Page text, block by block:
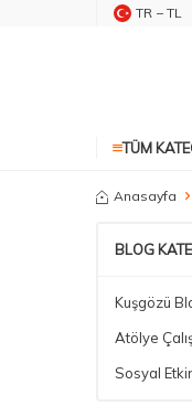
TR − TL
TÜM
Anasayfa
BLOG
Kuşgözü
Atölye
Sosyal